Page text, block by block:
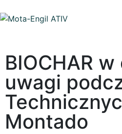
BIOCHAR
uwagi
Montado